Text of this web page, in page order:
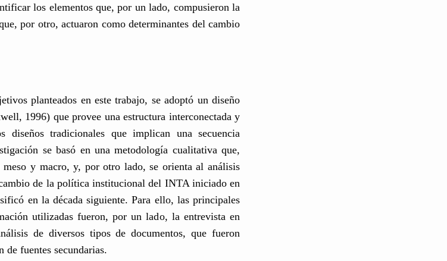
los elementos que, por un lado, compusieron la
por otro, actuaron como determinantes del cambio
planteados en este trabajo, se adoptó un diseño
1996) que provee una estructura interconectada y
tradicionales que implican una secuencia
se basó en una metodología cualitativa que,
y macro, y, por otro lado, se orienta al análisis
de la política institucional del INTA iniciado en
en la década siguiente. Para ello, las principales
utilizadas fueron, por un lado, la entrevista en
de diversos tipos de documentos, que fueron
fuentes secundarias.